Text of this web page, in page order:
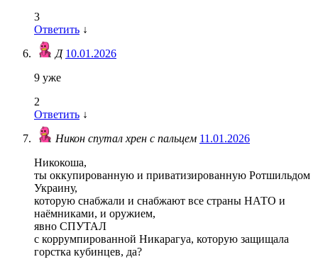
3
Ответить ↓
Д 10.01.2026
9 уже
2
Ответить ↓
Никон спутал хрен с пальцем 11.01.2026
Никокоша,
ты оккупированную и приватизированную Ротшильдом
Украину,
которую снабжали и снабжают все страны НАТО и
наёмниками, и оружием,
явно СПУТАЛ
с коррумпированной Никарагуа, которую защищала
горстка кубинцев, да?